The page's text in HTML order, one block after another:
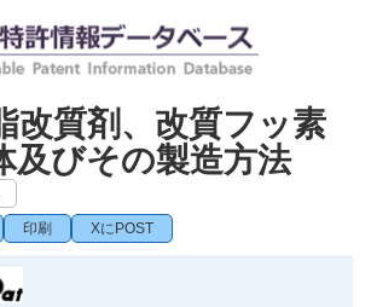
改質剤、改質フッ素
及びその製造方法
印刷 XにPOST